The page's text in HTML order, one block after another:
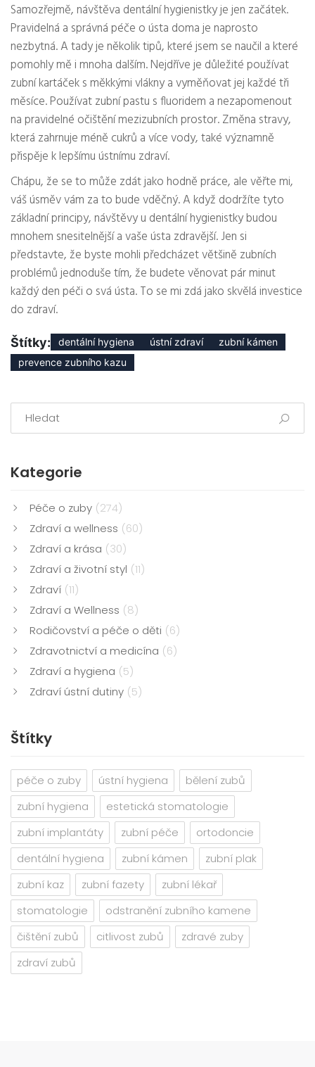
Samozřejmě, návštěva dentální hygienistky je jen začátek.
Pravidelná a správná péče o ústa doma je naprosto
nezbytná. A tady je několik tipů, které jsem se naučil a které
pomohly mě i mnoha dalším. Nejdříve je důležité používat
zubní kartáček s měkkými vlákny a vyměňovat jej každé tři
měsíce. Používat zubní pastu s fluoridem a nezapomenout
na pravidelné očištění mezizubních prostor. Změna stravy,
která zahrnuje méně cukrů a více vody, také významně
přispěje k lepšímu ústnímu zdraví.
Chápu, že se to může zdát jako hodně práce, ale věřte mi,
váš úsměv vám za to bude vděčný. A když dodržíte tyto
základní principy, návštěvy u dentální hygienistky budou
mnohem snesitelnější a vaše ústa zdravější. Jen si
představte, že byste mohli předcházet většině zubních
problémů jednoduše tím, že budete věnovat pár minut
každý den péči o svá ústa. To se mi zdá jako skvělá investice
do zdraví.
Štítky: dentální hygiena ústní zdraví
zubní kámen
prevence zubního kazu
Kategorie
Péče o zuby (274)
Zdraví a wellness (60)
Zdraví a krása (30)
Zdraví a životní styl (11)
Zdraví (11)
Zdraví a Wellness (8)
Rodičovství a péče o děti (6)
Zdravotnictví a medicína (6)
Zdraví a hygiena (5)
Zdraví ústní dutiny (5)
Štítky
péče o zuby ústní hygiena
bělení zubů
zubní hygiena
estetická stomatologie
zubní implantáty
zubní péče
ortodoncie
dentální hygiena
zubní kámen
zubní plak
zubní kaz
zubní fazety
zubní lékař
stomatologie
odstranění zubního kamene
čištění zubů
citlivost zubů
zdravé zuby
zdraví zubů